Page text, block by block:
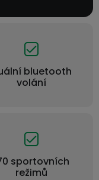
bluetooth
volání
sportovních
režimů